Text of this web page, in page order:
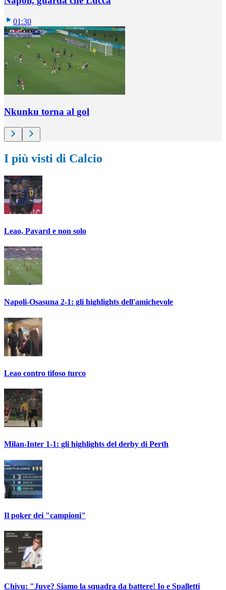
01:30
Nkunku torna al gol
I più visti di Calcio
Leao, Pavard e non solo
Napoli-Osasuna 2-1: gli highlights dell'amichevole
Leao contro tifoso turco
Milan-Inter 1-1: gli highlights del derby di Perth
Il poker dei "campioni"
Chivu: "Juve? Siamo la squadra da battere! Io e Spalletti